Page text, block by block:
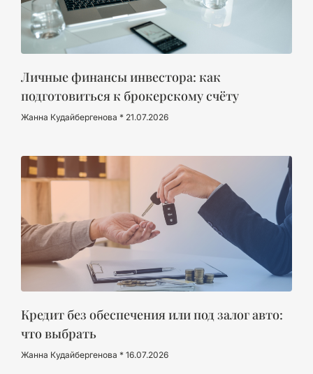
Личные финансы инвестора: как
подготовиться к брокерскому счёту
Жанна Кудайбергенова 21.07.2026
Кредит без обеспечения или под залог авто:
что выбрать
Жанна Кудайбергенова 16.07.2026